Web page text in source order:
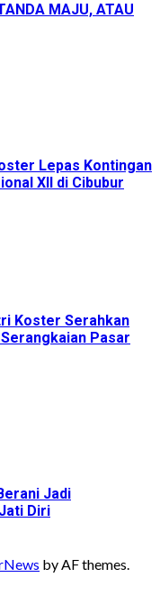
MAJU, ATAU
Lepas Kontingan
XII di Cibubur
Koster Serahkan
Pasar
Jadi
Diri
by AF themes.